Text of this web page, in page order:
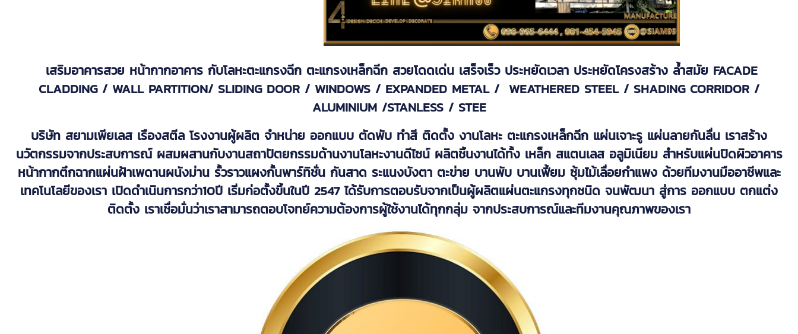
เสริมอาคารสวย หน้ากากอาคาร กับโลหะตะแกรงฉีก ตะแกรงเหล็กฉีก สวยโดดเด่น เสร็จเร็ว ประหยัดเวลา ประหยัดโครงสร้าง ล้ำสมัย FACADE
CLADDING / WALL PARTITION/ SLIDING DOOR / WINDOWS / EXPANDED METAL / WEATHERED STEEL / SHADING CORRIDOR /
ALUMINIUM /STANLESS / STEE
บริษัท สยามเพียเลส เรืองสตีล โรงงานผู้ผลิต จำหน่าย ออกแบบ ตัดพับ ทำสี ติดตั้ง งานโลหะ ตะแกรงเหล็กฉีก แผ่นเจาะรู แผ่นลายกันลื่น เราสร้าง
นวัตกรรมจากประสบการณ์ ผสมผสานกับงานสถาปัตยกรรมด้านงานโลหะงานดีไซน์ ผลิตชิ้นงานได้ทั้ง เหล็ก สแตนเลส อลูมิเนียม สำหรับแผ่นปิดผิวอาคาร
หน้ากากตึกฉากแผ่นฝ้าเพดานผนังม่าน รั้วราวแผงกั้นพาร์ทิชั่น กันสาด ระแนงบังตา ตะข่าย บานพับ บานเฟี้ยม ซุ้มไม้เลื่อยกำแพง ด้วยทีมงานมืออาชีพและ
เทคโนโลยีของเรา เปิดดำเนินการกว่า10ปี เริ่มก่อตั้งขึ้นในปี 2547 ได้รับการตอบรับจากเป็นผู้ผลิตแผ่นตะแกรงทุกชนิด จนพัฒนา สู่การ ออกแบบ ตกแต่ง
ติดตั้ง เราเชื่อมั่นว่าเราสามารถตอบโจทย์ความต้องการผู้ใช้งานได้ทุกกลุ่ม จากประสบการณ์และทีมงานคุณภาพของเรา